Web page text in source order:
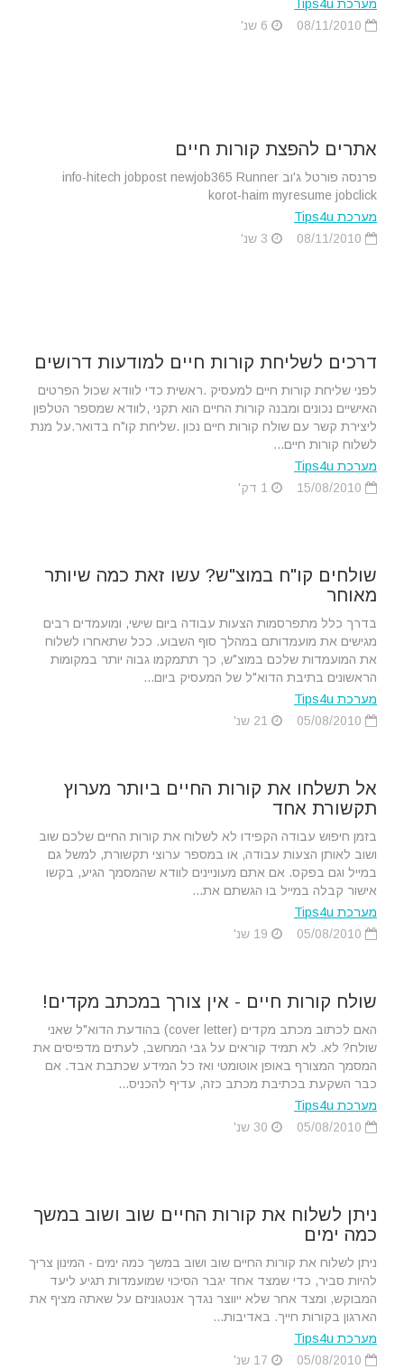
מערכת Tips4u
אתרים להפצת קורות חיים
פרנסה פורטל ג'וב info-hitech jobpost newjob365 Runner
korot-haim myresume jobclick
מערכת Tips4u
דרכים לשליחת קורות חיים למודעות דרושים
לפני שליחת קורות חיים למעסיק .ראשית כדי לוודא שכול הפרטים
האישיים נכונים ומבנה קורות החיים הוא תקני ,לוודא שמספר הטלפון
ליצירת קשר עם שולח קורות חיים נכון .שליחת קו"ח בדואר.על מנת
לשלוח קורות חיים...
מערכת Tips4u
שולחים קו"ח במוצ"ש? עשו זאת כמה שיותר
מאוחר
בדרך כלל מתפרסמות הצעות עבודה ביום שישי, ומועמדים רבים
מגישים את מועמדותם במהלך סוף השבוע. ככל שתאחרו לשלוח
את המועמדות שלכם במוצ"ש, כך תתמקמו גבוה יותר במקומות
הראשונים בתיבת הדוא"ל של המעסיק ביום...
מערכת Tips4u
אל תשלחו את קורות החיים ביותר מערוץ
תקשורת אחד
בזמן חיפוש עבודה הקפידו לא לשלוח את קורות החיים שלכם שוב
ושוב לאותן הצעות עבודה, או במספר ערוצי תקשורת, למשל גם
במייל וגם בפקס. אם אתם מעוניינים לוודא שהמסמך הגיע, בקשו
אישור קבלה במייל בו הגשתם את...
מערכת Tips4u
שולח קורות חיים - אין צורך במכתב מקדים!
האם לכתוב מכתב מקדים (cover letter) בהודעת הדוא"ל שאני
שולח? לא. לא תמיד קוראים על גבי המחשב, לעתים מדפיסים את
המסמך המצורף באופן אוטומטי ואז כל המידע שכתבת אבד. אם
כבר השקעת בכתיבת מכתב כזה, עדיף להכניס...
מערכת Tips4u
ניתן לשלוח את קורות החיים שוב ושוב במשך
כמה ימים
ניתן לשלוח את קורות החיים שוב ושוב במשך כמה ימים - המינון צריך
להיות סביר, כדי שמצד אחד יגבר הסיכוי שמועמדות תגיע ליעד
המבוקש, ומצד אחר שלא ייווצר נגדך אנטגוניזם על שאתה מציף את
הארגון בקורות חייך. באדיבות...
מערכת Tips4u